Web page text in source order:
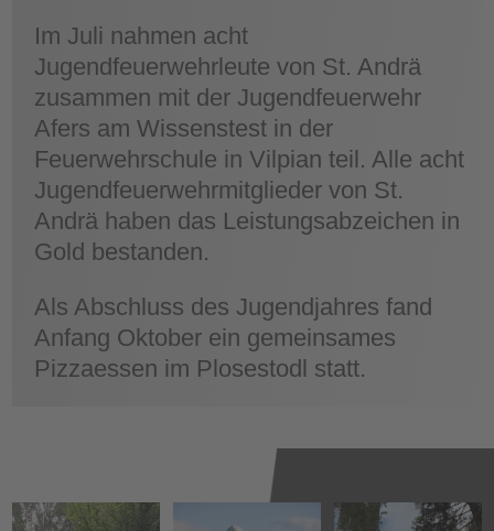
Im Juli nahmen acht
Jugendfeuerwehrleute von St. Andrä
zusammen mit der Jugendfeuerwehr
Afers am Wissenstest in der
Feuerwehrschule in Vilpian teil. Alle acht
Jugendfeuerwehrmitglieder von St.
Andrä haben das Leistungsabzeichen in
Gold bestanden.
Als Abschluss des Jugendjahres fand
Anfang Oktober ein gemeinsames
Pizzaessen im Plosestodl statt.